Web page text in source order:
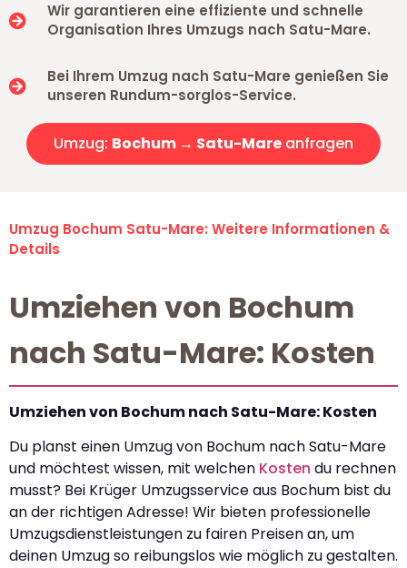
Wir garantieren eine effiziente und schnelle
Organisation Ihres Umzugs nach Satu-Mare.
Bei Ihrem Umzug nach Satu-Mare genießen Sie
unseren Rundum-sorglos-Service.
Umzug: Bochum → Satu-Mare anfragen
Umzug Bochum Satu-Mare: Weitere Informationen &
Details
Umziehen von Bochum
nach Satu-Mare: Kosten
Umziehen von Bochum nach Satu-Mare: Kosten
Du planst einen Umzug von Bochum nach Satu-Mare
und möchtest wissen, mit welchen Kosten du rechnen
musst? Bei Krüger Umzugsservice aus Bochum bist du
an der richtigen Adresse! Wir bieten professionelle
Umzugsdienstleistungen zu fairen Preisen an, um
deinen Umzug so reibungslos wie möglich zu gestalten.